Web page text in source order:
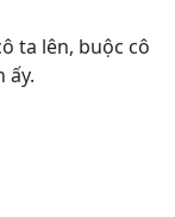
ta lên, buộc cô
ấy.